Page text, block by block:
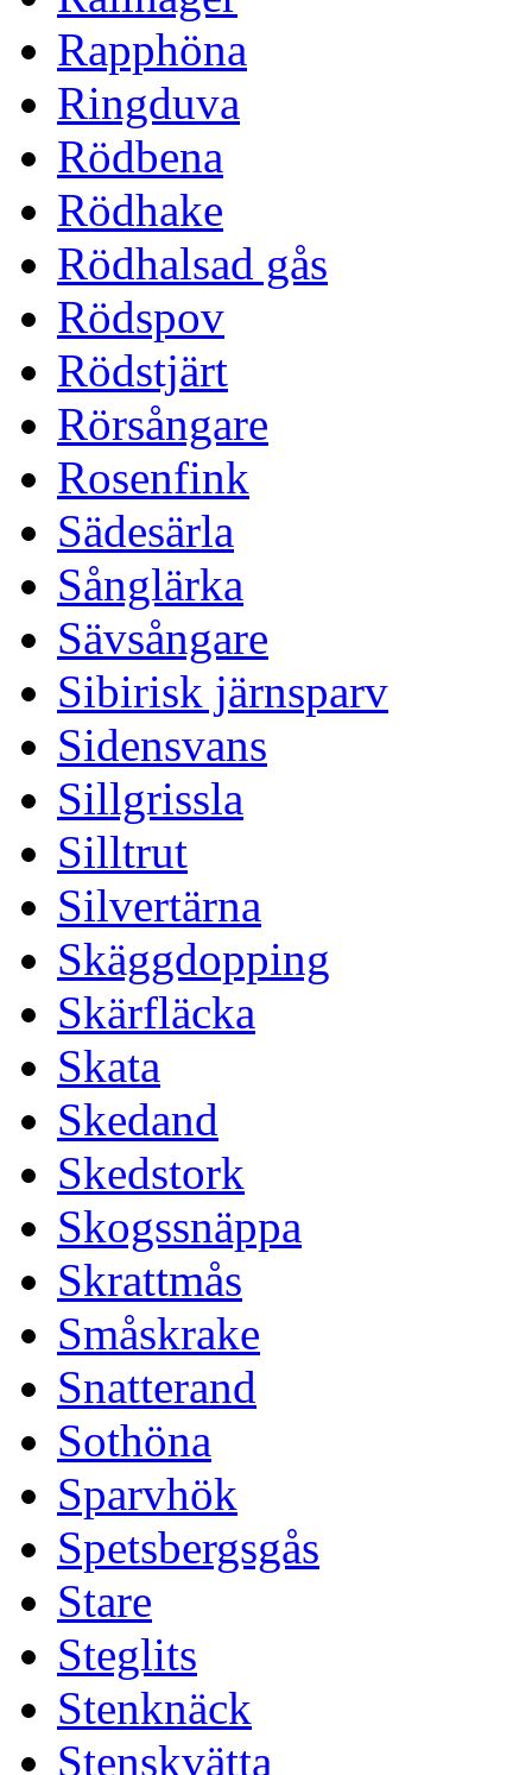
Rapphöna
Ringduva
Rödbena
Rödhake
Rödhalsad gås
Rödspov
Rödstjärt
Rörsångare
Rosenfink
Sädesärla
Sånglärka
Sävsångare
Sibirisk järnsparv
Sidensvans
Sillgrissla
Silltrut
Silvertärna
Skäggdopping
Skärfläcka
Skata
Skedand
Skedstork
Skogssnäppa
Skrattmås
Småskrake
Snatterand
Sothöna
Sparvhök
Spetsbergsgås
Stare
Steglits
Stenknäck
Stenskvätta